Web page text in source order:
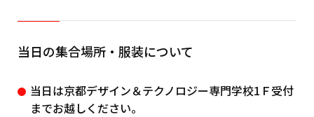
当日の集合場所・服装について
当日は京都デザイン＆テクノロジー専門学校1Ｆ受付
までお越しください。